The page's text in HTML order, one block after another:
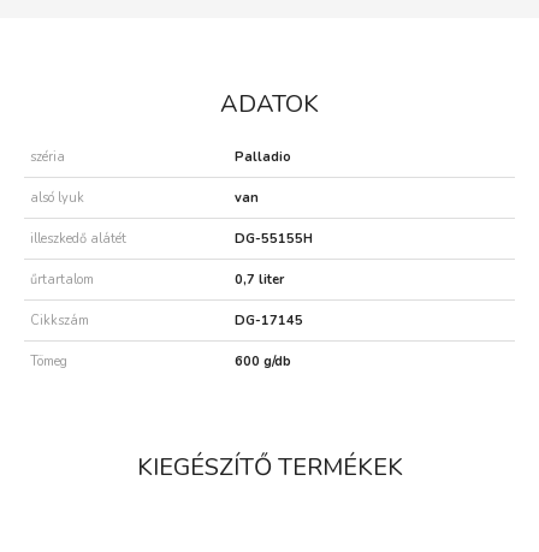
ADATOK
széria Palladio
alsó lyuk van
illeszkedő alátét DG-55155H
űrtartalom 0,7 liter
Cikkszám DG-17145
Tömeg 600 g/db
KIEGÉSZÍTŐ TERMÉKEK